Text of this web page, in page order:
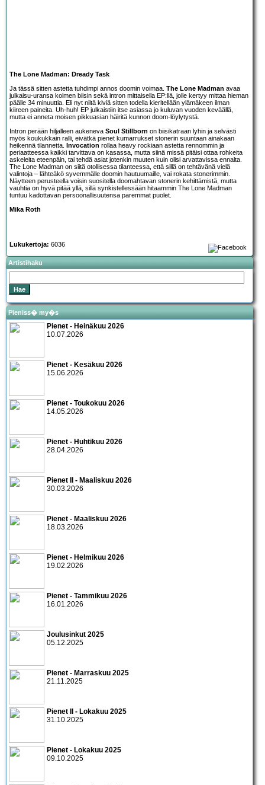
The Lone Madman: Dready Task
Ja tässä sitten astetta tuhdimpi annos doomin voimaa. The Lone Madman avaa
julkaisu-uransa kolmen biisin sekä intron mittaisella EP:llä, jolle kertyy mittaa hieman
päälle 34 minuuttia. Eli nyt niitä kiviä sitten todella kieritellään ylämäkeen ilman
kiireen paineita. Uh-huh! EP julkaistiin itse asiassa jo kuluvan vuoden keväällä,
mutta ei anneta moisen pikkuasian häiritä kunnon doom-löylytystä.
Intron perään hiljalleen aukeneva Soul Stillborn on biisikatraan lyhin ja selvästi
myös koukukkain ralli, eivätkä pienet kumarrukset stonerin suuntaan ainakaan
heikennä tilannetta. Invocation rollaa heavy rockiaan astetta rennommin ja
periaatteessa kaikki tarvittava on kasassa, mutta siinä missä pitäisi ottaa rohkeita
askeleita eteenpäin, tai tehdä asiat jotenkin muuten kuin olisi arvattavissa ennalta.
The Lone Madman on siitä otollisessa tilanteessa, että sillä on tehtävänä vielä
valintoja – lähteäkö syvemmälle doomin hautuumaille, vai rokata stonerimmin.
Näytteen perusteella voisin suositella doomahtavan stonerin kehittämistä, mutta
vauhtia on hyvä pitää yllä, sillä synkistellessään hitaammin The Lone Madman
tuntuu kadottavan persoonallisuutensa paremmat puolet.
Mika Roth
Lukukertoja: 6036
Artistihaku
Pieniss� my�s
Pienet - Heinäkuu 2026
10.07.2026
Pienet - Kesäkuu 2026
15.06.2026
Pienet - Toukokuu 2026
14.05.2026
Pienet - Huhtikuu 2026
28.04.2026
Pienet II - Maaliskuu 2026
30.03.2026
Pienet - Maaliskuu 2026
18.03.2026
Pienet - Helmikuu 2026
19.02.2026
Pienet - Tammikuu 2026
16.01.2026
Joulusinkut 2025
05.12.2025
Pienet - Marraskuu 2025
21.11.2025
Pienet II - Lokakuu 2025
31.10.2025
Pienet - Lokakuu 2025
09.10.2025